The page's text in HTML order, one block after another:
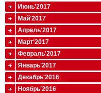
Июнь'2017
Май'2017
Апрель'2017
Март'2017
Февраль'2017
Январь'2017
Декабрь'2016
Ноябрь'2016